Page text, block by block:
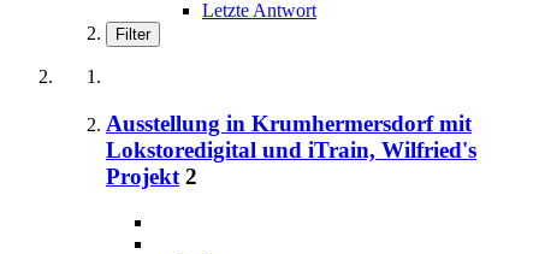
Letzte Antwort
Filter
Ausstellung in Krumhermersdorf mit
Lokstoredigital und iTrain, Wilfried's
Projekt 2